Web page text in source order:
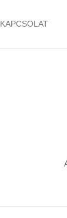
KAPCSOLAT